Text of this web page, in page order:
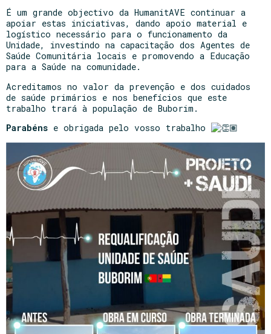
É um grande objectivo da HumanitAVE continuar a
apoiar estas iniciativas, dando apoio material e
logístico necessário para o funcionamento da
Unidade, investindo na capacitação dos Agentes de
Saúde Comunitária locais e promovendo a Educação
para a Saúde na comunidade.
Acreditamos no valor da prevenção e dos cuidados
de saúde primários e nos benefícios que este
trabalho trará à população de Buborim.
Parabéns e obrigada pelo vosso trabalho